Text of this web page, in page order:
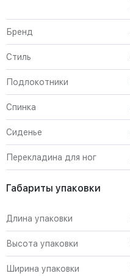
Бренд
Стиль
Подлокотники
Спинка
Сиденье
Перекладина для ног
Габариты упаковки
Длина упаковки
Высота упаковки
Ширина упаковки